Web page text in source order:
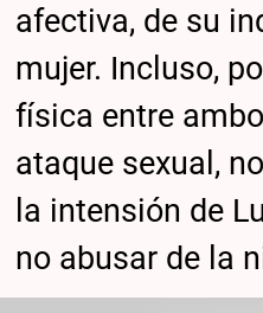
afectiva, de su
mujer. Incluso,
física entre
ataque sexual,
la intensión de
no abusar de la